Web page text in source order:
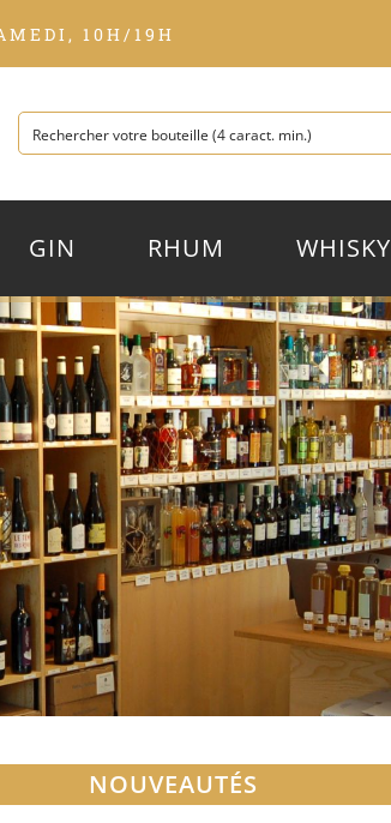
10H/19H
GIN RHUM WHISKY
NOUVEAUTÉS